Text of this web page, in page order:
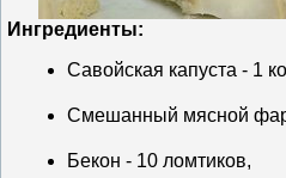
Ингредиенты:
Савойская капуста - 1
Смешанный мясной
Бекон - 10 ломтиков,